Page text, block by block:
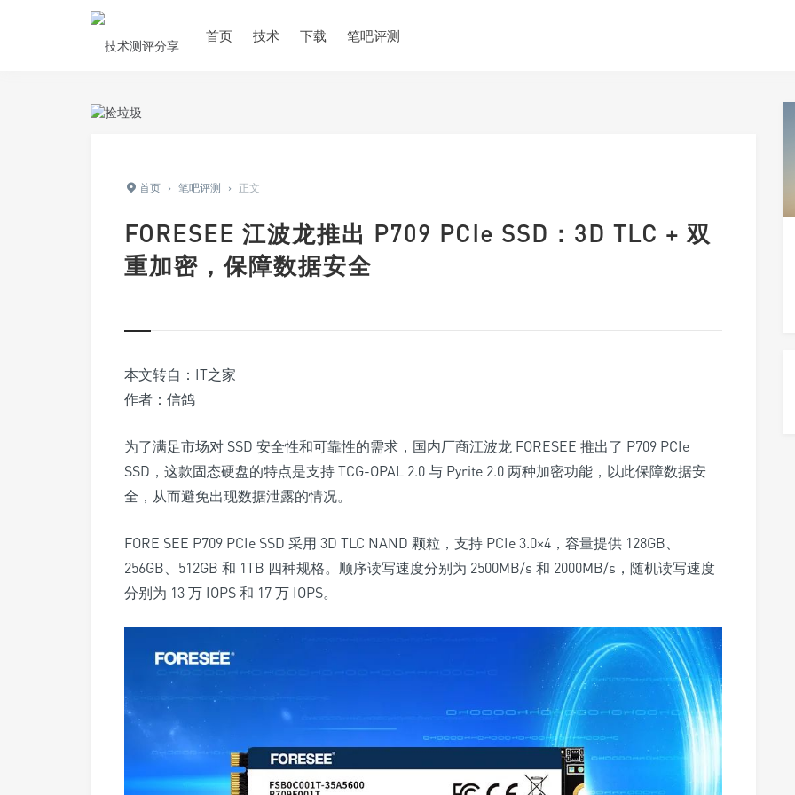
首页 技术 下载 笔吧评测
首页 › 笔吧评测 › 正文
FORESEE 江波龙推出 P709 PCIe SSD：3D TLC + 双
重加密，保障数据安全
本文转自：IT之家
作者：信鸽
为了满足市场对 SSD 安全性和可靠性的需求，国内厂商江波龙 FORESEE 推出了 P709 PCIe
SSD ，这款固态硬盘的特点是支持 TCG-OPAL 2.0 与 Pyrite 2.0 两种加密功能，以此保障数据安
全，从而避免出现数据泄露的情况。
FORE SEE P709 PCIe SSD 采用 3D TLC NAND 颗粒，支持 PCIe 3.0×4 ，容量提供 128GB、
256GB、512GB 和 1TB 四种规格。顺序读写速度分别为 2500MB/s 和 2000MB/s，随机读写速度
分别为 13 万 IOPS 和 17 万 IOPS。